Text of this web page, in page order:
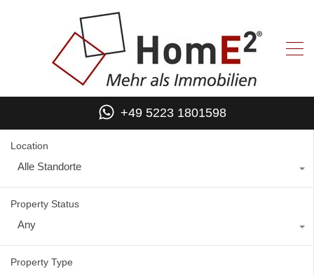
+49 5223 1801598
Location
Alle Standorte
Property Status
Any
Property Type